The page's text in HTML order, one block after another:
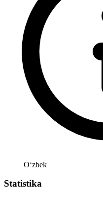
Oʻzbek
Statistika